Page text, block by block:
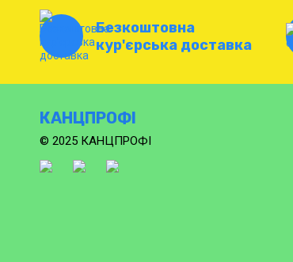
Безкоштовна
кур'єрська доставка
КАНЦПРОФІ
© 2025 КАНЦПРОФІ